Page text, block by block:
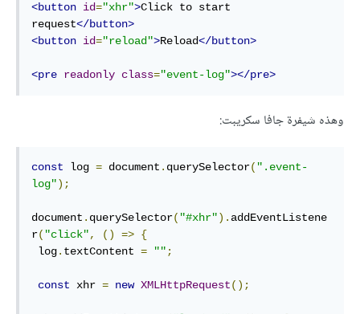
<button id="xhr">Click to start
request</button>
<button id="reload">Reload</button>
<pre readonly class="event-log"></pre>
وهذه شيفرة جافا سكريبت:
const log = document . querySelector( ".event-
log");
document . querySelector( "#xhr"). addEventListene
r( "click", () => {
log. textContent = "";
const xhr = new XMLHttpRequest();